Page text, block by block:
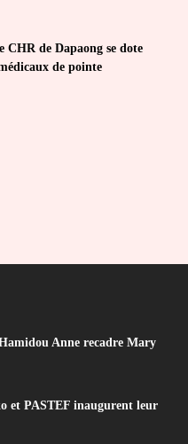
CHR de Dapaong se dote
de pointe
Anne recadre Mary
et PASTEF inaugurent leur